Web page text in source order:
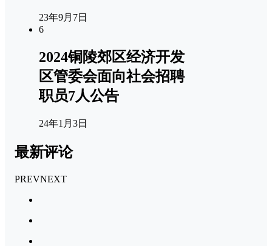
23年9月7日
6
2024铜陵郊区经济开发
区管委会面向社会招聘
职员7人公告
24年1月3日
最新评论
PREVNEXT